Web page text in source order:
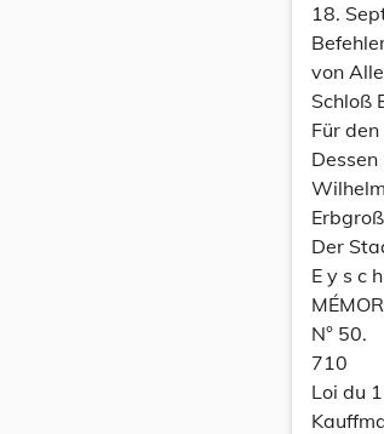
18.
von
Schloß
Für
Der
E y s c
N° 50.
710
Loi du